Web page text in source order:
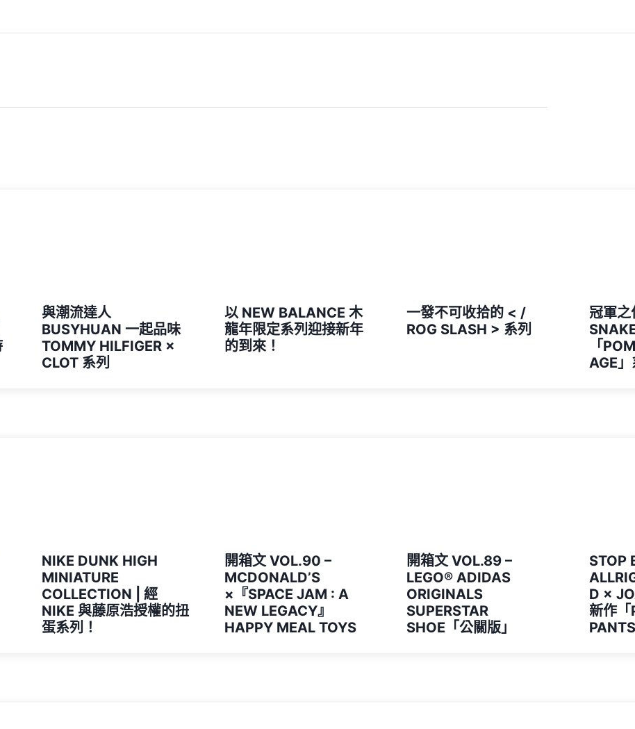
與潮流達人
BUSYHUAN 一起品味
TOMMY HILFIGER ×
CLOT 系列
以 NEW BALANCE 木
龍年限定系列迎接新年
的到來！
一發不可收拾的 < /
ROG SLASH > 系列
冠軍
「
AGE
NIKE DUNK HIGH
MINIATURE
COLLECTION | 經
NIKE 與藤原浩授權的扭
蛋系列！
開箱文 VOL.90 –
MCDONALD’S
×『SPACE JAM : A
NEW LEGACY』
HAPPY MEAL TOYS
開箱文 VOL.89 –
LEGO® ADIDAS
ORIGINALS
SUPERSTAR
SHOE「公關版」
STOP
D ×
新作「